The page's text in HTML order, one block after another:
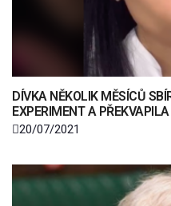
DÍVKA NĚKOLIK MĚSÍCŮ
EXPERIMENT A
20/07/2021